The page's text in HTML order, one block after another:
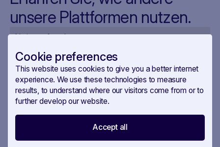
Cookie preferences
This website uses cookies to give you a better internet
experience. We use these technologies to measure
results, to understand where our visitors come from or to
further develop our website.
Accept all
unsere Plattformen nutzen.
No items found.
View all stories